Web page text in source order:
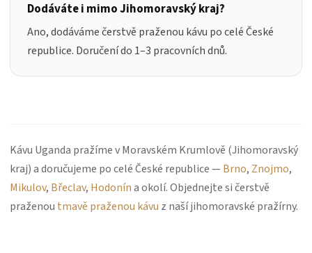
Dodáváte i mimo Jihomoravský kraj?
Ano, dodáváme čerstvě praženou kávu po celé České
republice. Doručení do 1–3 pracovních dnů.
Kávu Uganda pražíme v Moravském Krumlově (Jihomoravský
kraj) a doručujeme po celé České republice — Brno, Znojmo,
Mikulov, Břeclav, Hodonína okolí. Objednejte si čerstvě
praženou tmavě praženou kávu z naší jihomoravské pražírny.